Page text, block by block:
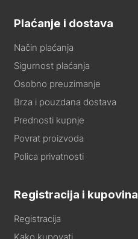
Plaćanje i dostava
Način plaćanja
Sigurnost plaćanja
Osobno preuzimanje
Brza i pouzdana dostava
Prednosti kupnje
Povrat proizvoda
Polica privatnosti
Registracija i kupovina
Registracija